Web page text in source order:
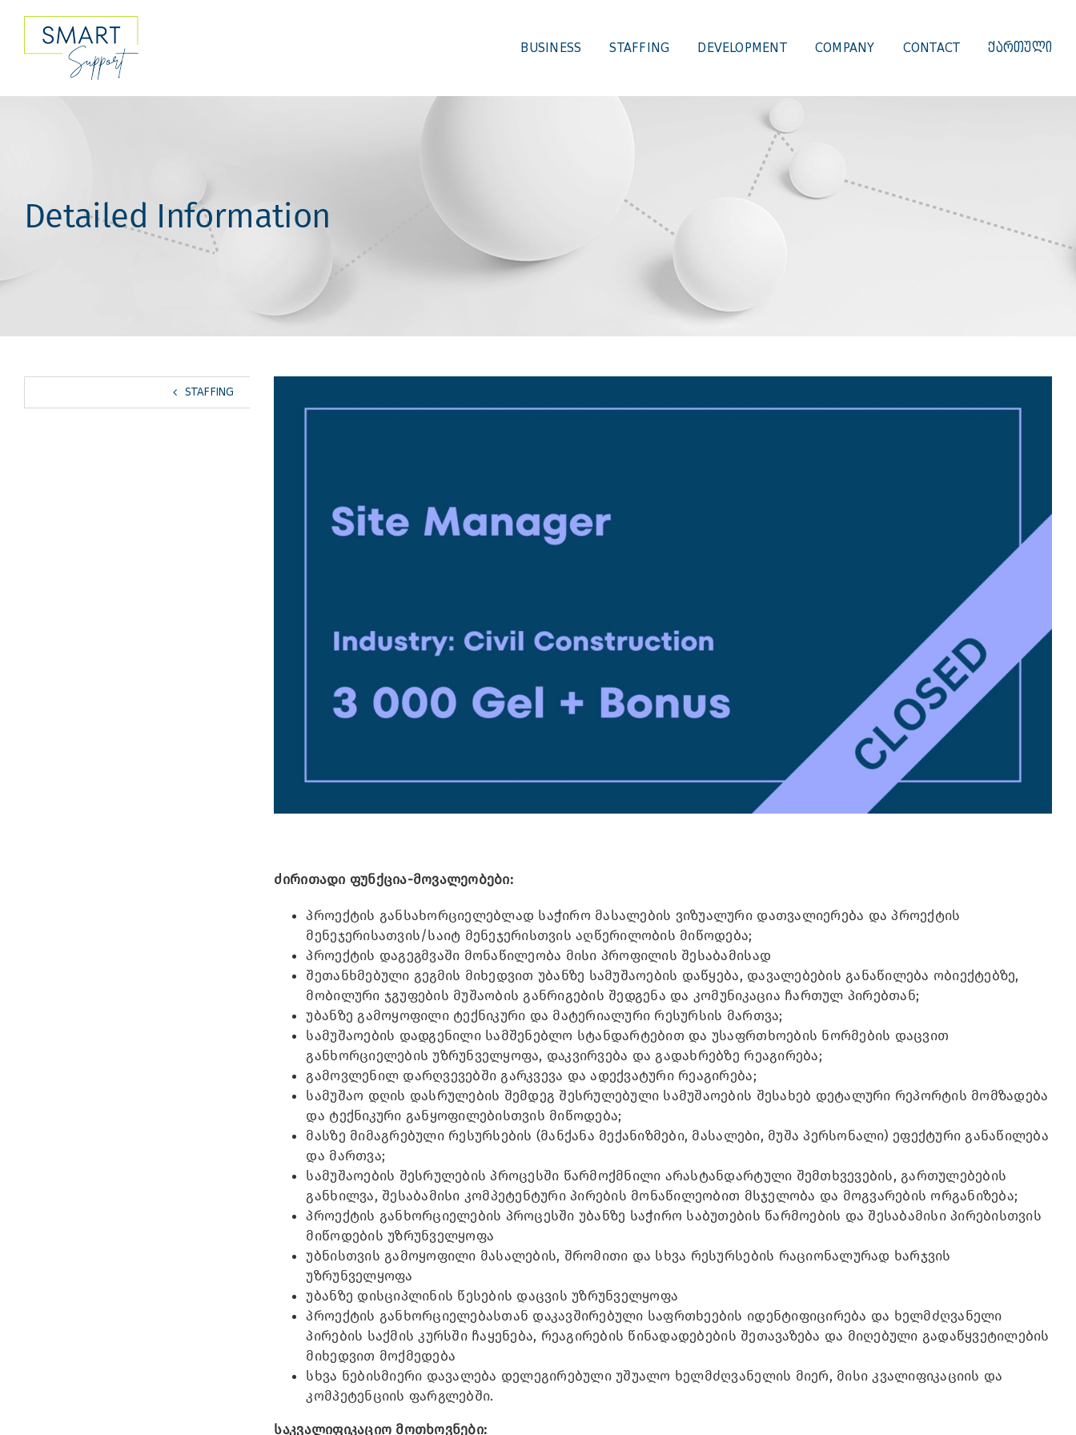
content
BUSINESS STAFFING DEVELOPMENT COMPANY CONTACT ᲥᲐᲠᲗᲣᲚᲘ
Detailed Information
Larger
ძირითადი ფუნქცია-მოვალეობები:
პროექტის განსახორციელებლად საჭირო მასალების ვიზუალური დათვალიერება და პროექტის
მენეჯერისათვის/საიტ მენეჯერისთვის აღწერილობის მიწოდება;
პროექტის დაგეგმვაში მონაწილეობა მისი პროფილის შესაბამისად
შეთანხმებული გეგმის მიხედვით უბანზე სამუშაოების დაწყება, დავალებების განაწილება ობიექტებზე,
მობილური ჯგუფების მუშაობის განრიგების შედგენა და კომუნიკაცია ჩართულ პირებთან;
უბანზე გამოყოფილი ტექნიკური და მატერიალური რესურსის მართვა;
სამუშაოების დადგენილი სამშენებლო სტანდარტებით და უსაფრთხოების ნორმების დაცვით
განხორციელების უზრუნველყოფა, დაკვირვება და გადახრებზე რეაგირება;
გამოვლენილ დარღვევებში გარკვევა და ადექვატური რეაგირება;
სამუშაო დღის დასრულების შემდეგ შესრულებული სამუშაოების შესახებ დეტალური რეპორტის მომზადება
და ტექნიკური განყოფილებისთვის მიწოდება;
მასზე მიმაგრებული რესურსების (მანქანა მექანიზმები, მასალები, მუშა პერსონალი) ეფექტური განაწილება
და მართვა;
სამუშაოების შესრულების პროცესში წარმოქმნილი არასტანდარტული შემთხვევების, გართულებების
განხილვა, შესაბამისი კომპეტენტური პირების მონაწილეობით მსჯელობა და მოგვარების ორგანიზება;
პროექტის განხორციელების პროცესში უბანზე საჭირო საბუთების წარმოების და შესაბამისი პირებისთვის
მიწოდების უზრუნველყოფა
უბნისთვის გამოყოფილი მასალების, შრომითი და სხვა რესურსების რაციონალურად ხარჯვის
უზრუნველყოფა
უბანზე დისციპლინის წესების დაცვის უზრუნველყოფა
პროექტის განხორციელებასთან დაკავშირებული საფრთხეების იდენტიფიცირება და ხელმძღვანელი
პირების საქმის კურსში ჩაყენება, რეაგირების წინადადებების შეთავაზება და მიღებული გადაწყვეტილების
მიხედვით მოქმედება
სხვა ნებისმიერი დავალება დელეგირებული უშუალო ხელმძღვანელის მიერ, მისი კვალიფიკაციის და
კომპეტენციის ფარგლებში.
საკვალიფიკაციო მოთხოვნები:
STAFFING